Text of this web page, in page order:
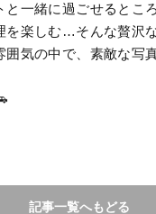
一緒に過ごせるとこ
を楽しむ…そんな贅沢
気の中で、素敵な写
記事一覧へもどる